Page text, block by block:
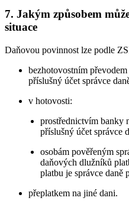
7. Jakým způsobem
situace
Daňovou povinnost lze podle
bezhotovostním
příslušný účet správce
v hotovosti:
prostřednictvím banky
příslušný účet správce
osobám pověřeným
daňových dlužníků
platbu je správce daně
přeplatkem na jiné dani.